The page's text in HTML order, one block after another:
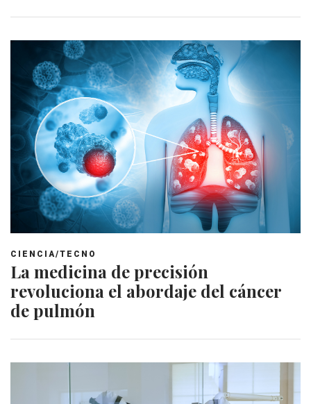
CIENCIA/TECNO
La medicina de precisión
revoluciona el abordaje del cáncer
de pulmón